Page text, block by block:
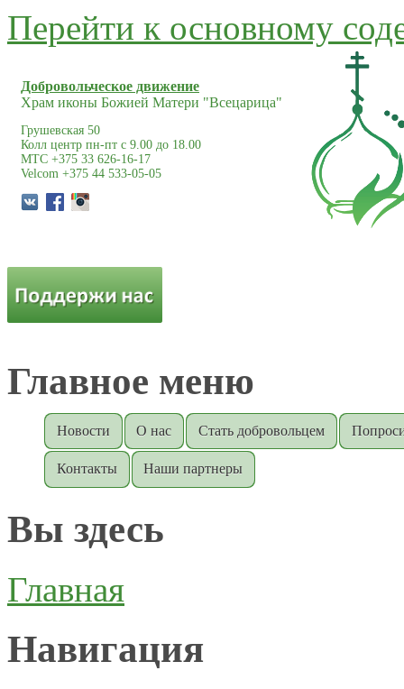
Перейти к основному
Добровольческое движение
Храм иконы Божией Матери "Всецарица"
Грушевская 50
Колл центр пн-пт с 9.00 до 18.00
МТС +375 33 626-16-17
Velcom +375 44 533-05-05
Главное меню
Новости О нас Стать добровольцем
Контакты Наши партнеры
Вы здесь
Главная
Навигация